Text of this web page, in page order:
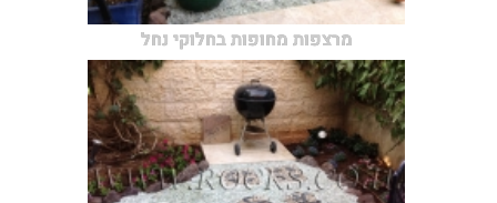
מרצפות מחופות בחלוקי נחל